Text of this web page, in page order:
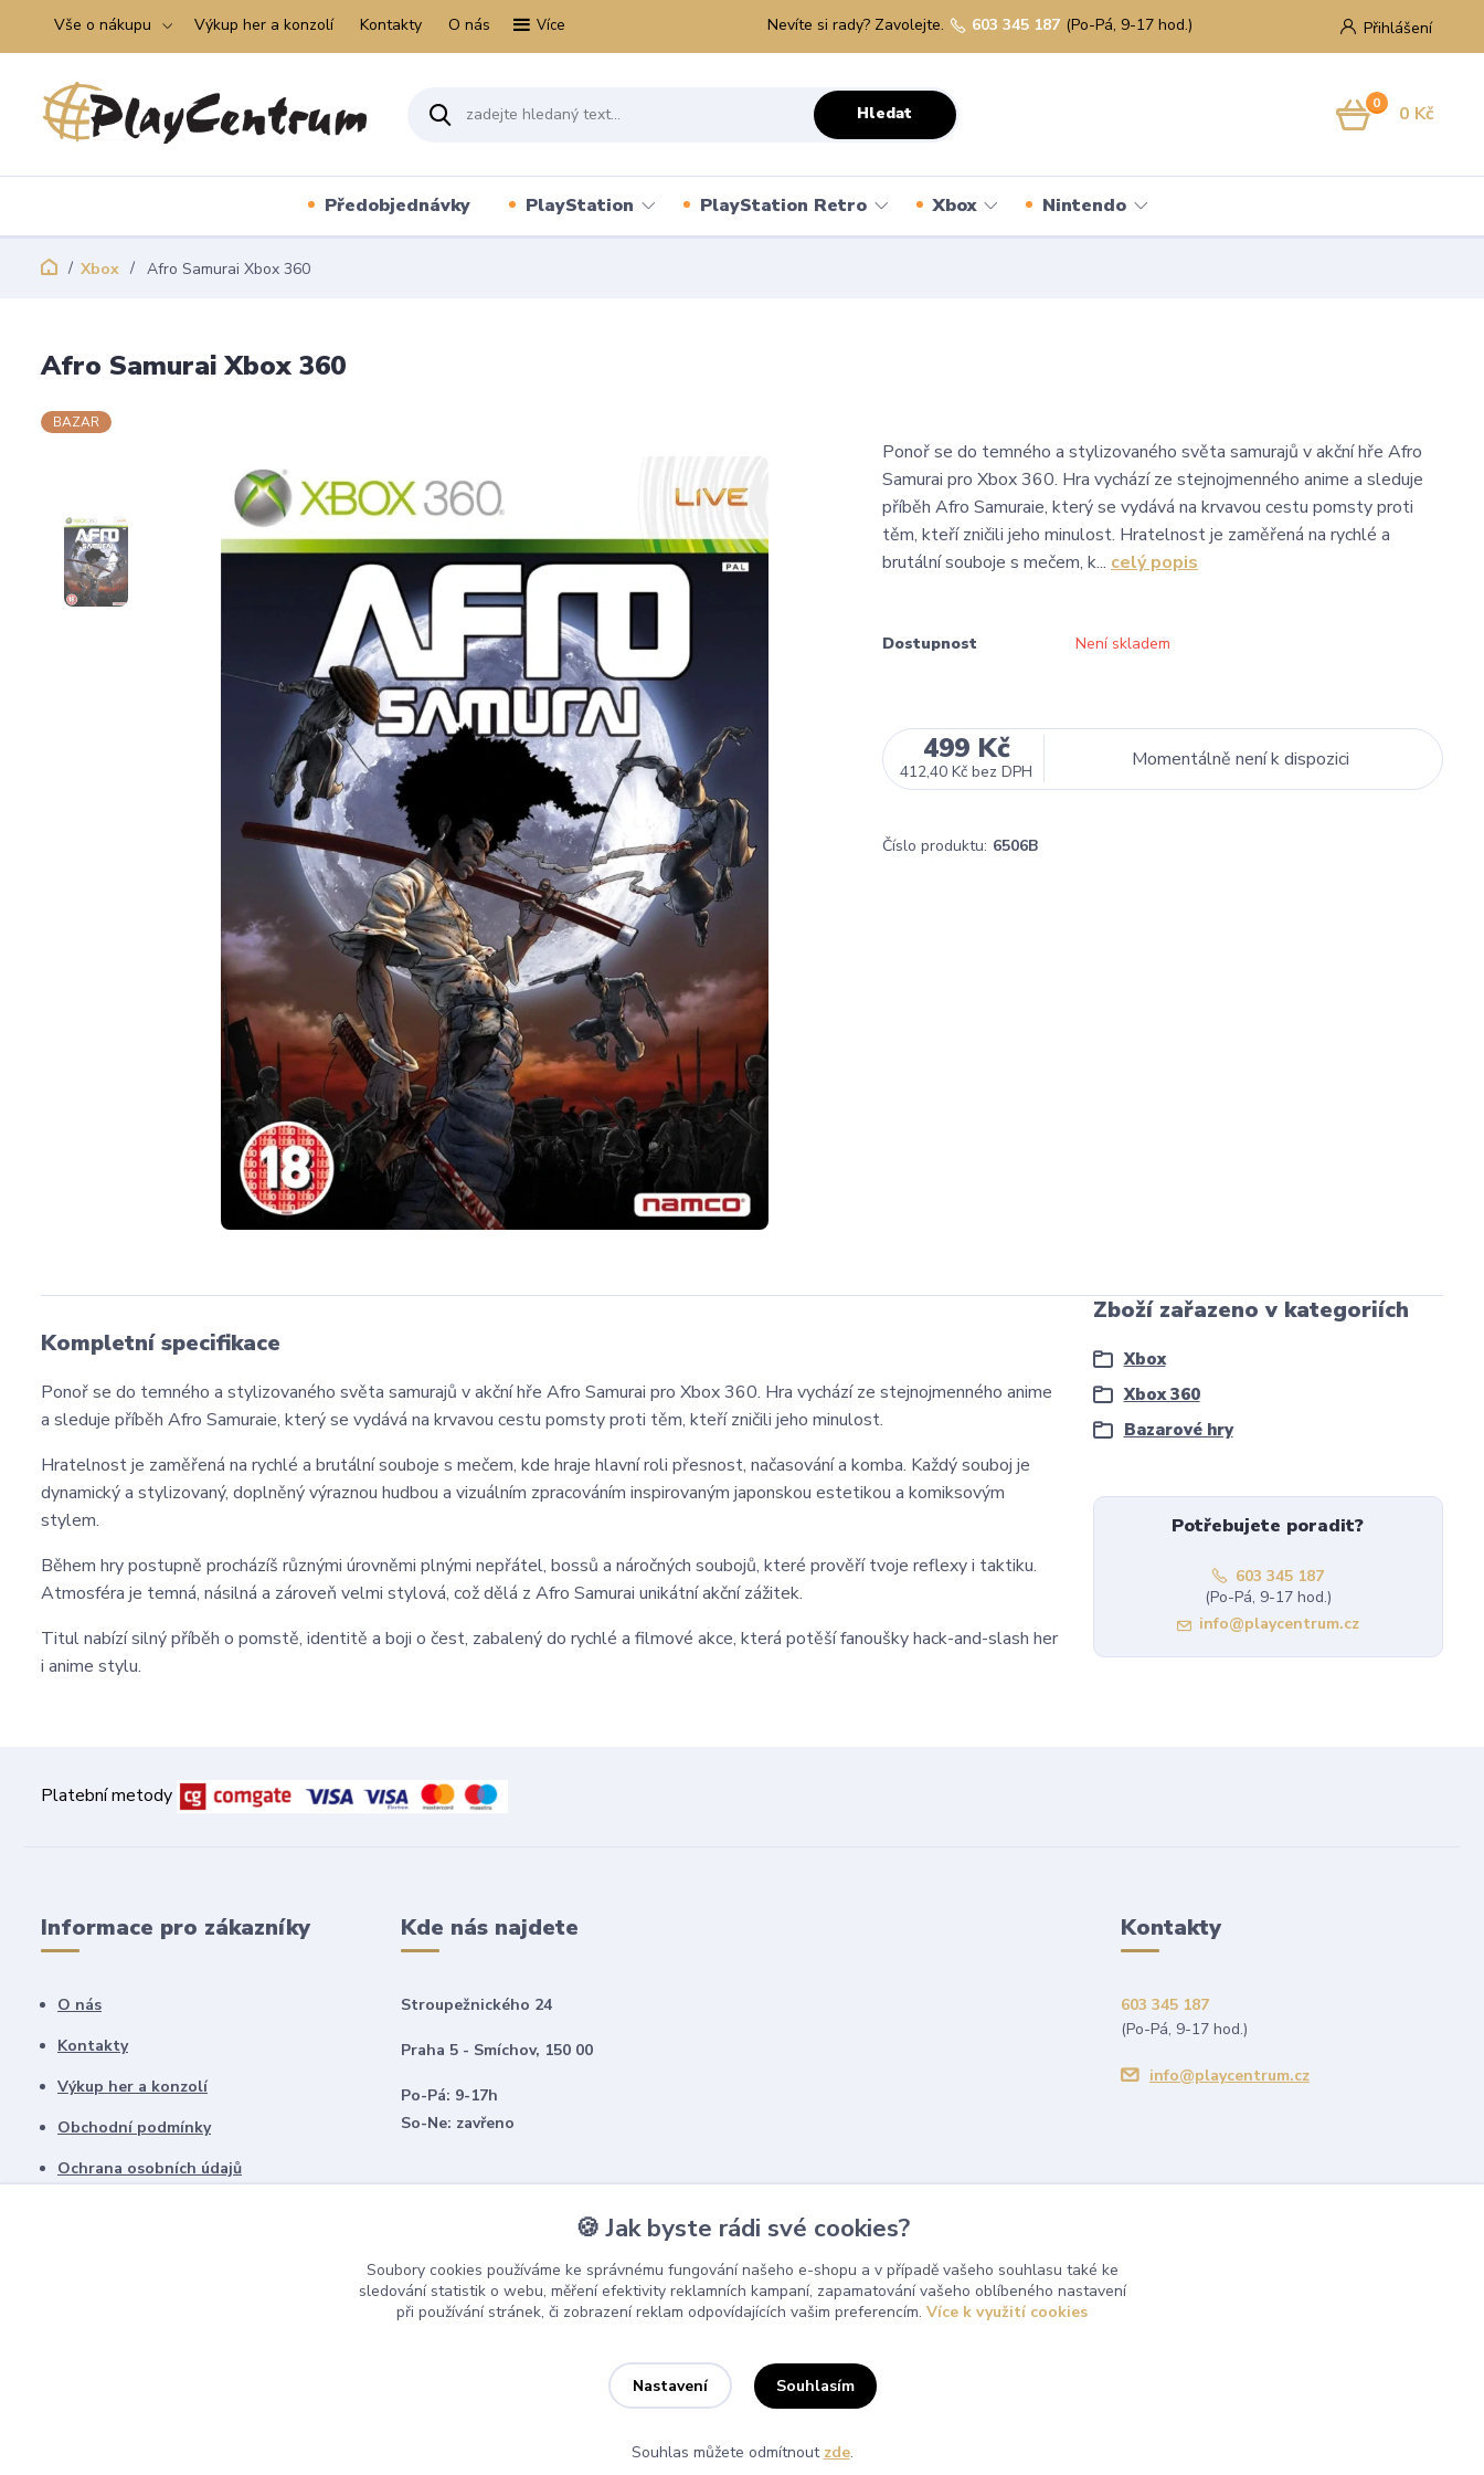
Vše o nákupu Výkup her a konzolí Kontakty O nás Více Přihlášení
Hledat
Nevíte si rady? Zavolejte. 603 345 187 (Po-Pá, 9-17 hod.)
0 0 Kč
Předobjednávky PlayStation PlayStation Retro Xbox Nintendo
Xbox Afro Samurai Xbox 360
Afro Samurai Xbox 360
BAZAR
Ponoř se do temného a stylizovaného světa samurajů v akční hře Afro
Samurai pro Xbox 360. Hra vychází ze stejnojmenného anime a sleduje
příběh Afro Samuraie, který se vydává na krvavou cestu pomsty proti
těm, kteří zničili jeho minulost. Hratelnost je zaměřená na rychlé a
brutální souboje s mečem, k... celý popis
Dostupnost Není skladem
499 Kč
412,40 Kč bez DPH
Momentálně není k dispozici
Číslo produktu: 6506B
Kompletní specifikace
Ponoř se do temného a stylizovaného světa samurajů v akční hře Afro Samurai pro Xbox 360. Hra vychází ze stejnojmenného anime
a sleduje příběh Afro Samuraie, který se vydává na krvavou cestu pomsty proti těm, kteří zničili jeho minulost.
Hratelnost je zaměřená na rychlé a brutální souboje s mečem, kde hraje hlavní roli přesnost, načasování a komba. Každý souboj je
dynamický a stylizovaný, doplněný výraznou hudbou a vizuálním zpracováním inspirovaným japonskou estetikou a komiksovým
stylem.
Během hry postupně procházíš různými úrovněmi plnými nepřátel, bossů a náročných soubojů, které prověří tvoje reflexy i taktiku.
Atmosféra je temná, násilná a zároveň velmi stylová, což dělá z Afro Samurai unikátní akční zážitek.
Titul nabízí silný příběh o pomstě, identitě a boji o čest, zabalený do rychlé a filmové akce, která potěší fanoušky hack-and-slash her
i anime stylu.
Zboží zařazeno v kategoriích
Xbox
Xbox 360
Bazarové hry
Potřebujete poradit?
603 345 187
(Po-Pá, 9-17 hod.)
info@playcentrum.cz
Platební metody
Informace pro zákazníky
O nás
Kontakty
Výkup her a konzolí
Obchodní podmínky
Ochrana osobních údajů
Kde nás najdete
Stroupežnického 24
Praha 5 - Smíchov, 150 00
Po-Pá: 9-17h
So-Ne: zavřeno
Kontakty
603 345 187
(Po-Pá, 9-17 hod.)
info@playcentrum.cz
🍪 Jak byste rádi své cookies?
Soubory cookies používáme ke správnému fungování našeho e-shopu a v případě vašeho souhlasu také ke
sledování statistik o webu, měření efektivity reklamních kampaní, zapamatování vašeho oblíbeného nastavení
při používání stránek, či zobrazení reklam odpovídajících vašim preferencím. Více k využití cookies
Nastavení Souhlasím
Souhlas můžete odmítnout zde.